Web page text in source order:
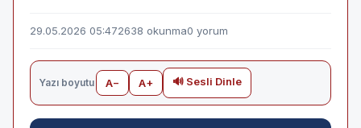
29.05.2026 05:472638 okunma0 yorum
Yazı boyutu A− A+ 🔊 Sesli Dinle